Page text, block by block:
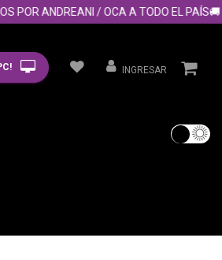
ANDREANI / OCA A TODO EL PAÍS🚚
INGRESAR